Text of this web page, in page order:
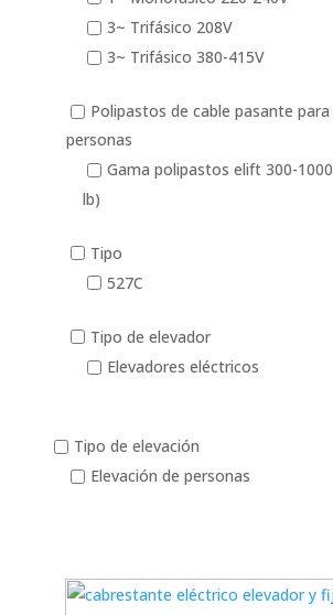
3~ Trifásico 208V
3~ Trifásico 380-415V
Polipastos de cable pasante
personas
Gama polipastos elift 300-
lb)
Tipo
527C
Tipo de elevador
Elevadores eléctricos
Tipo de elevación
Elevación de personas